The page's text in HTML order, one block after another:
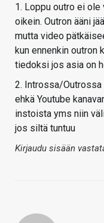
1. Loppu outro ei ole
oikein. Outron ääni
mutta video
kun ennenkin outron
tiedoksi jos asia on
2. Introssa/
ehkä Youtube
instoista yms niin
jos siltä tuntuu
Kirjaudu sisään